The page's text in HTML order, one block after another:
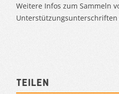
Weitere Infos zum Sammeln
Teilen